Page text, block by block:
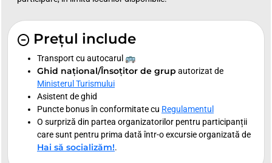
Prețul include
Transport cu autocarul 🚌
Ghid național/Însoțitor de grup autorizat de
Ministerul Turismului
Asistent de ghid
Puncte bonus în conformitate cu Regulamentul
O surpriză din partea organizatorilor pentru participanții
care sunt pentru prima dată într-o excursie organizată de
Hai să socializăm!.